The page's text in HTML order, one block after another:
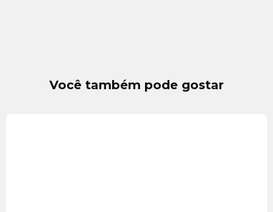
Você também pode gostar